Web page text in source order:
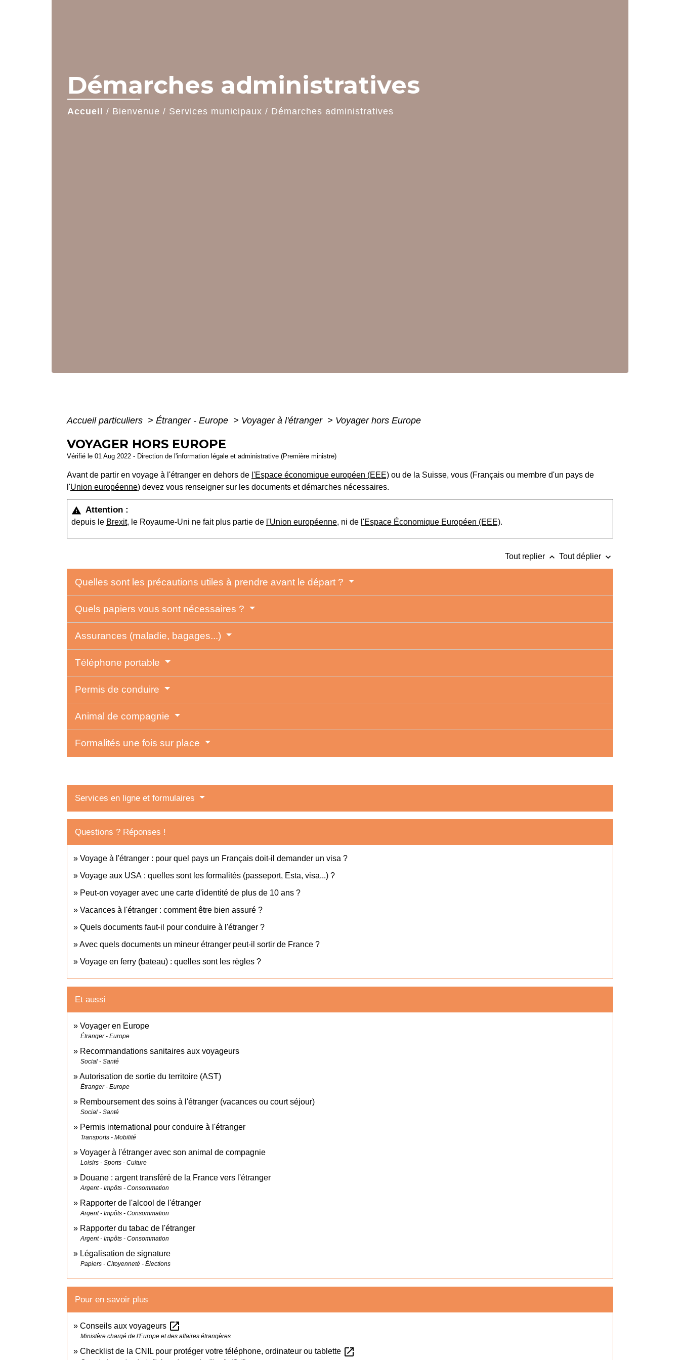
Démarches administratives
Accueil / Bienvenue / Services municipaux / Démarches administratives
Accueil particuliers > Étranger - Europe > Voyager à l'étranger > Voyager hors Europe
VOYAGER HORS EUROPE
Vérifié le 01 Aug 2022 - Direction de l'information légale et administrative (Première ministre)
Avant de partir en voyage à l'étranger en dehors de l'Espace économique européen (EEE) ou de la Suisse, vous (Français ou membre d'un pays de
l'Union européenne) devez vous renseigner sur les documents et démarches nécessaires.
warning Attention :
depuis le Brexit, le Royaume-Uni ne fait plus partie de l'Union européenne, ni de l'Espace Économique Européen (EEE).
Tout replier keyboard_arrow_up Tout déplier keyboard_arrow_down
Quelles sont les précautions utiles à prendre avant le départ ?
Quels papiers vous sont nécessaires ?
Assurances (maladie, bagages...)
Téléphone portable
Permis de conduire
Animal de compagnie
Formalités une fois sur place
Services en ligne et formulaires
Questions ? Réponses !
Voyage à l'étranger : pour quel pays un Français doit-il demander un visa ?
Voyage aux USA : quelles sont les formalités (passeport, Esta, visa...) ?
Peut-on voyager avec une carte d'identité de plus de 10 ans ?
Vacances à l'étranger : comment être bien assuré ?
Quels documents faut-il pour conduire à l'étranger ?
Avec quels documents un mineur étranger peut-il sortir de France ?
Voyage en ferry (bateau) : quelles sont les règles ?
Et aussi
Voyager en Europe
Étranger - Europe
Recommandations sanitaires aux voyageurs
Social - Santé
Autorisation de sortie du territoire (AST)
Étranger - Europe
Remboursement des soins à l'étranger (vacances ou court séjour)
Social - Santé
Permis international pour conduire à l'étranger
Transports - Mobilité
Voyager à l'étranger avec son animal de compagnie
Loisirs - Sports - Culture
Douane : argent transféré de la France vers l'étranger
Argent - Impôts - Consommation
Rapporter de l'alcool de l'étranger
Argent - Impôts - Consommation
Rapporter du tabac de l'étranger
Argent - Impôts - Consommation
Légalisation de signature
Papiers - Citoyenneté - Élections
Pour en savoir plus
Conseils aux voyageurs open_in_new
Ministère chargé de l'Europe et des affaires étrangères
Checklist de la CNIL pour protéger votre téléphone, ordinateur ou tablette open_in_new